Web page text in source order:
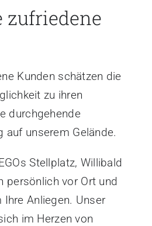
zufriedene
Kunden schätzen die
zu ihren
durchgehende
auf unserem Gelände.
Stellplatz, Willibald
persönlich vor Ort und
Anliegen. Unser
im Herzen von